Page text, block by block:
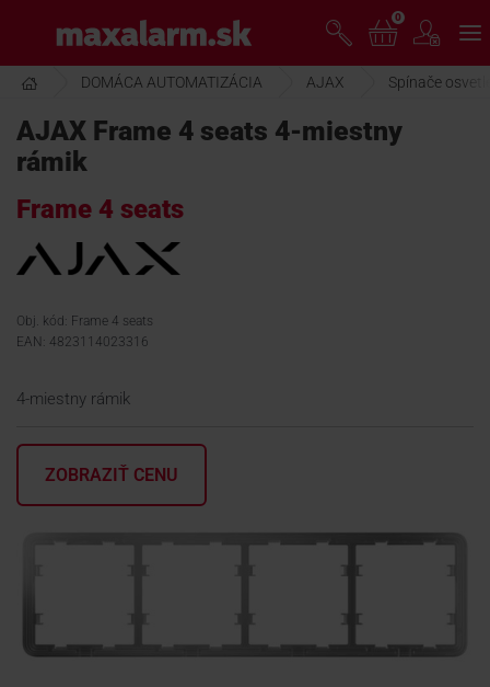
hlavnému
obsahu
www.maxalarm.sk
AKCIA MESIACA
PRODUKTY
SPOLOČNOSŤ
ŠKOLENIE
PODPORA
0
DOMÁCA AUTOMATIZÁCIA AJAX Spínače
AJAX Frame 4 seats 4-miestny
rámik
Frame 4 seats
Obj. kód: Frame 4 seats
EAN: 4823114023316
4-miestny rámik
ZOBRAZIŤ CENU